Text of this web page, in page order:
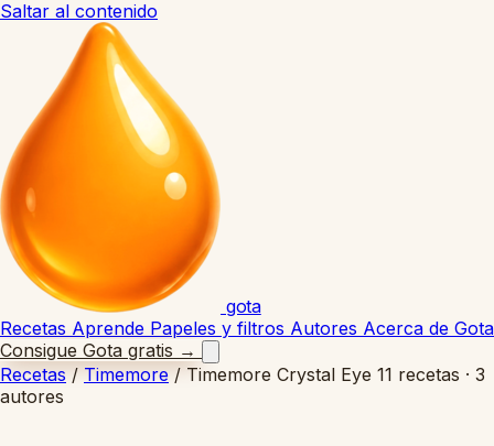
Saltar al contenido
gota
Recetas Aprende Papeles y filtros Autores Acerca de Gota
Consigue Gota gratis →
Recetas / Timemore / Timemore Crystal Eye 11 recetas · 3
autores